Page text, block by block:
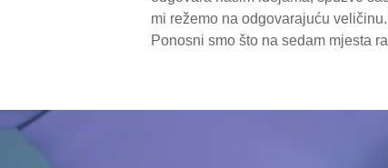
mi režemo na odgovarajuću
Ponosni smo što na sedam mjesta